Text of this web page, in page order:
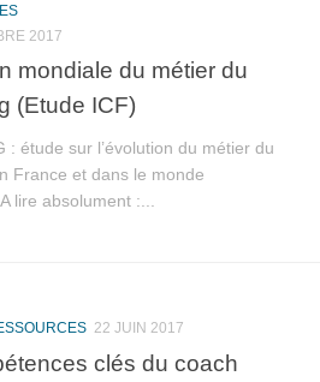
2017
mondiale du métier du
(Etude ICF)
: étude sur l’évolution du métier du
France et dans le monde
lire absolument :...
22 JUIN 2017
clés du coach